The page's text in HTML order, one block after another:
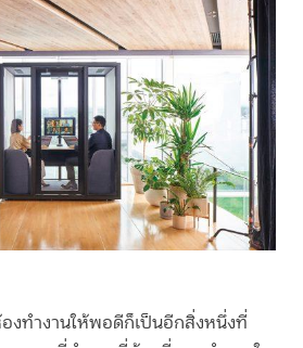
งทำงานให้พอดีก็เป็นอีกสิ่งหนึ่งที่